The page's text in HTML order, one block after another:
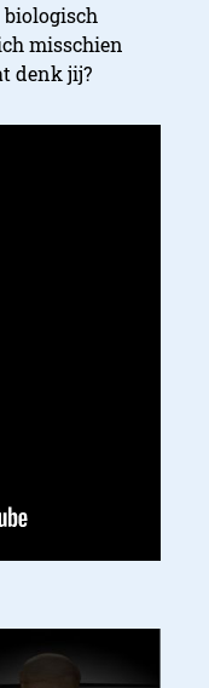
misschien
denk jij?